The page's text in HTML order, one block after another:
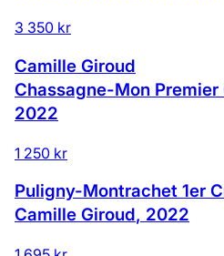
3 350 kr
Camille Giroud
Chassagne-Mon Premier
2022
1 250 kr
Puligny-Montrachet 1er
Camille Giroud, 2022